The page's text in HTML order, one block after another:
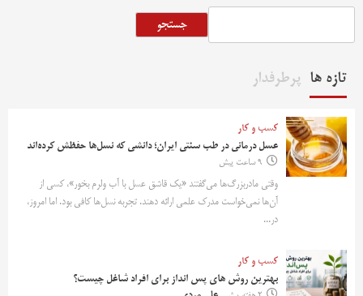
جستجو
تازه ها پرطرفدار
کسب و کار
عسل درمانی در طب سنتی ایران؛ دانشی که نسل‌ها حفظش کرده‌اند
9 ساعت پیش
وقتی مادربزرگ‌ها می‌گفتند «یک قاشق عسل با آب ولرم بخور»، کسی از
آن‌ها نمی‌خواست مدرک علمی ارائه دهند. تجربه نسل‌ها کافی بود. اما امروز،
در...
کسب و کار
بهترین روش‌ های پس‌ انداز برای افراد شاغل چیست؟